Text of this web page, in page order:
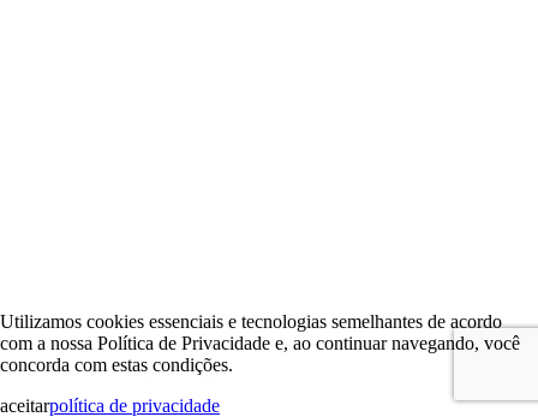
Utilizamos cookies essenciais e tecnologias semelhantes de acordo
com a nossa Política de Privacidade e, ao continuar navegando, você
concorda com estas condições.
aceitarpolítica de privacidade